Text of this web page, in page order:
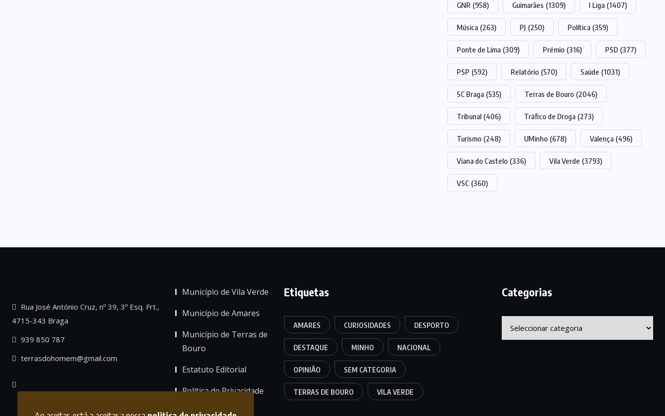
GNR (958) Guimarães (1309) I Liga (1407)
Música (263) PJ (250) Política (359)
Ponte de Lima (309) Prémio (316) PSD (377)
PSP (592) Relatório (570) Saúde (1031)
SC Braga (535) Terras de Bouro (2046)
Tribunal (406) Tráfico de Droga (273)
Turismo (248) UMinho (678) Valença (496)
Viana do Castelo (336) Vila Verde (3793)
VSC (360)
Rua José António Cruz, nº 39, 3º Esq. Frt.,
4715-343 Braga
939 850 787
terrasdohomem@gmail.com
Município de Vila Verde
Município de Amares
Município de Terras de
Bouro
Estatuto Editorial
Política de Privacidade
Etiquetas
AMARES CURIOSIDADES DESPORTO
DESTAQUE MINHO NACIONAL
OPINIÃO SEM CATEGORIA
TERRAS DE BOURO VILA VERDE
Categorias